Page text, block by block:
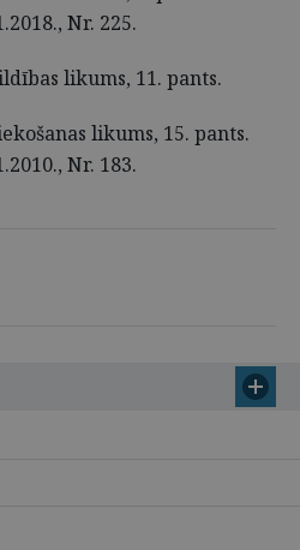
Nr. 225.
likums, 11. pants.
likums, 15. pants.
Nr. 183.